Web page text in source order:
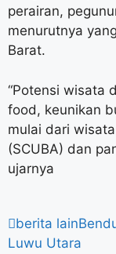
perairan,
menurutnya
Barat.
“Potensi wisata
food, keunikan
mulai dari
(SCUBA) dan
ujarnya
berita lain
Luwu Utara